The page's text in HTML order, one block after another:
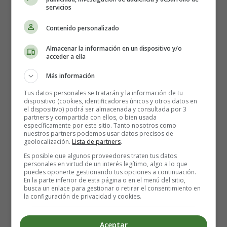
con ciertos nutrientes, como la vitamina C.
Una contribución significativa de las
vitaminas del grupo B
La castaña europea es una fuente de
También conocida como tiamina, la vitamina B1 forma
parte de una coenzima necesaria para la producción de
energía principalmente a partir de los hidratos de carbono
que ingerimos. También interviene en la transmisión de
los impulsos nerviosos y favorece el crecimiento normal.
Las castañas europeas asadas son una fuente devitamina
B2. La vitamina B2 también se conoce como riboflavina.
Al igual que la vitamina B1, interviene en el metabolismo
energético de todas las células. Además, contribuye al
crecimiento y reparación de los tejidos, a la producción
servicios
Contenido personalizado
Almacenar la información en un dispositivo y/o
acceder a ella
Más información
Tus datos personales se tratarán y la información de tu
dispositivo (cookies, identificadores únicos y otros datos en
el dispositivo) podrá ser almacenada y consultada por 3
partners y compartida con ellos, o bien usada
específicamente por este sitio. Tanto nosotros como
nuestros partners podemos usar datos precisos de
geolocalización. Lista de partners.
Es posible que algunos proveedores traten tus datos
personales en virtud de un interés legítimo, algo a lo que
puedes oponerte gestionando tus opciones a continuación.
En la parte inferior de esta página o en el menú del sitio,
busca un enlace para gestionar o retirar el consentimiento en
la configuración de privacidad y cookies.
Aceptar